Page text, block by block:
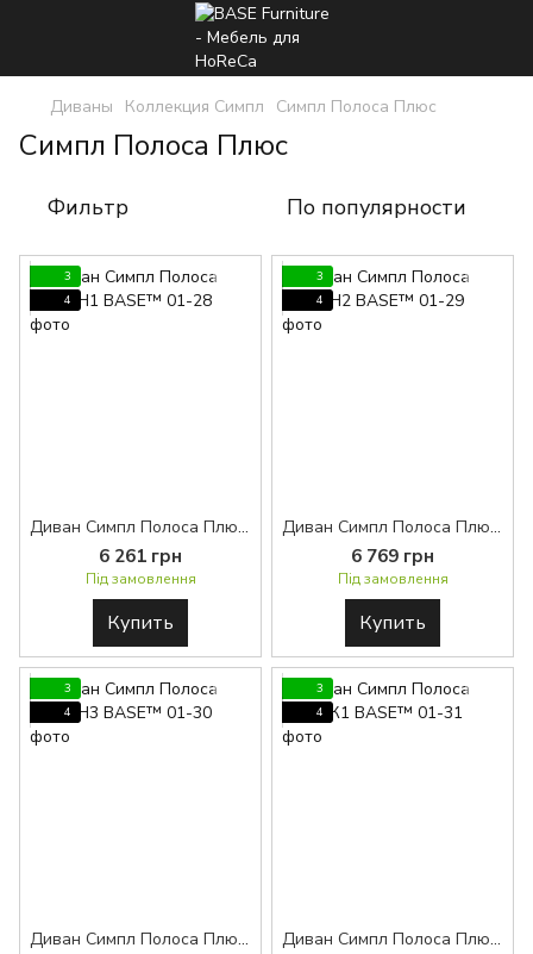
Диваны Коллекция Симпл Симпл Полоса Плюс
Симпл Полоса Плюс
Фильтр По популярности
3
4
Диван Симпл Полоса Плюс H1 BASE™
6 261 грн
Під замовлення
Купить
3
4
Диван Симпл Полоса Плюс H2 BASE™
6 769 грн
Під замовлення
Купить
3
4
Диван Симпл Полоса Плюс H3 BASE™
3
4
Диван Симпл Полоса Плюс К1 BASE™